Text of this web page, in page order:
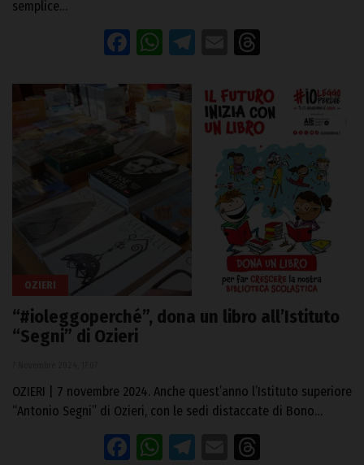
semplice…
Facebook
WhatsApp
Telegram
Email
OZIERI
“#ioleggoperché”, dona un libro all’Istituto
“Segni” di Ozieri
OZIERI | 7 novembre 2024. Anche quest’anno l’Istituto superiore
“Antonio Segni” di Ozieri, con le sedi distaccate di Bono…
Facebook
WhatsApp
Telegram
Email